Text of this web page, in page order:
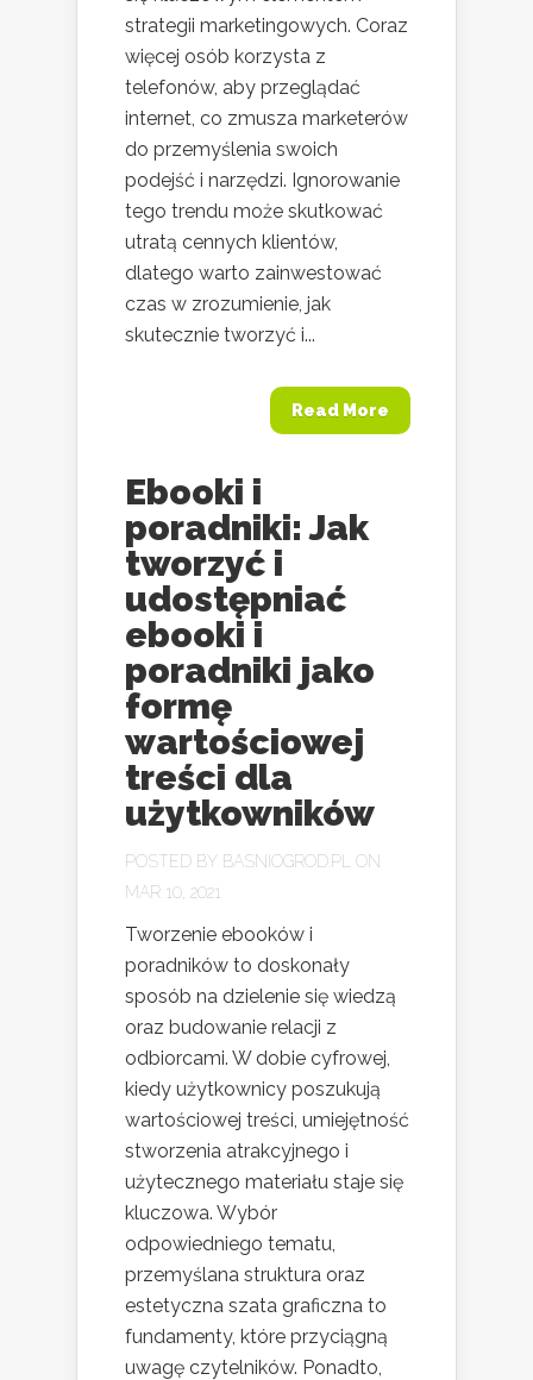
strategii marketingowych. Coraz
więcej osób korzysta z
telefonów, aby przeglądać
internet, co zmusza marketerów
do przemyślenia swoich
podejść i narzędzi. Ignorowanie
tego trendu może skutkować
utratą cennych klientów,
dlatego warto zainwestować
czas w zrozumienie, jak
skutecznie tworzyć i...
Read More
Ebooki i
poradniki: Jak
tworzyć i
udostępniać
ebooki i
poradniki jako
formę
wartościowej
treści dla
użytkowników
POSTED BY BASNIOGROD.PL
ON
MAR 10, 2021
Tworzenie ebooków i
poradników to doskonały
sposób na dzielenie się wiedzą
oraz budowanie relacji z
odbiorcami. W dobie cyfrowej,
kiedy użytkownicy poszukują
wartościowej treści, umiejętność
stworzenia atrakcyjnego i
użytecznego materiału staje się
kluczowa. Wybór
odpowiedniego tematu,
przemyślana struktura oraz
estetyczna szata graficzna to
fundamenty, które przyciągną
uwagę czytelników. Ponadto,